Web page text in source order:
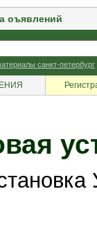
оъявлений
санкт-петербург